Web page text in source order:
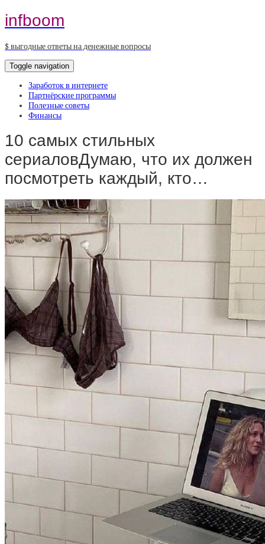
infboom
$ выгодные ответы на денежные вопросы
Toggle navigation
Заработок в интернете
Партнёрские программы
Полезные советы
Финансы
10 самых стильных
сериаловДумаю, что их должен
посмотреть каждый, кто…